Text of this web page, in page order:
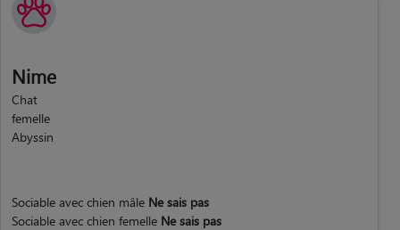
Nime
Chat
femelle
Abyssin
Sociable avec chien mâle Ne sais pas
Sociable avec chien femelle Ne sais pas